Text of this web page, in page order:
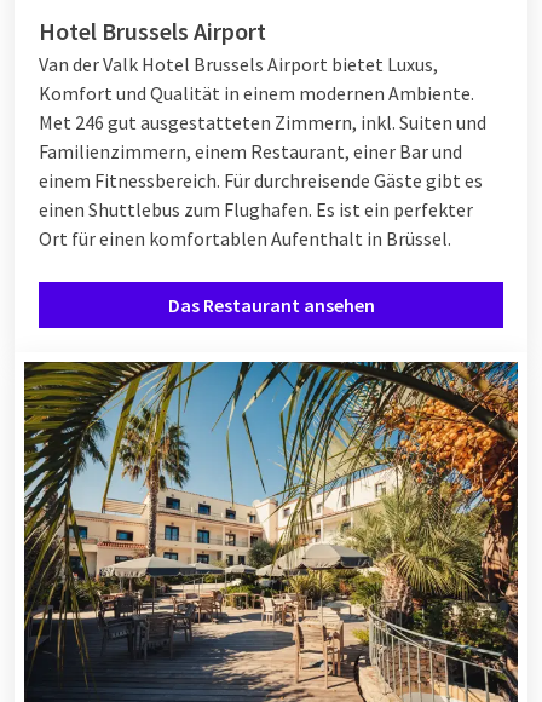
Hotel Brussels Airport
Van der Valk Hotel Brussels Airport bietet Luxus,
Komfort und Qualität in einem modernen Ambiente.
Met 246 gut ausgestatteten Zimmern, inkl. Suiten und
Familienzimmern, einem Restaurant, einer Bar und
einem Fitnessbereich. Für durchreisende Gäste gibt es
einen Shuttlebus zum Flughafen. Es ist ein perfekter
Ort für einen komfortablen Aufenthalt in Brüssel.
Das Restaurant ansehen